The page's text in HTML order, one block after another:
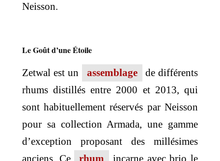
Neisson.
Le Goût d’une Étoile
Zetwal est un assemblage
de différents
rhums distillés entre 2000 et 2013, qui
sont habituellement réservés par Neisson
pour sa collection Armada, une gamme
d’exception proposant des millésimes